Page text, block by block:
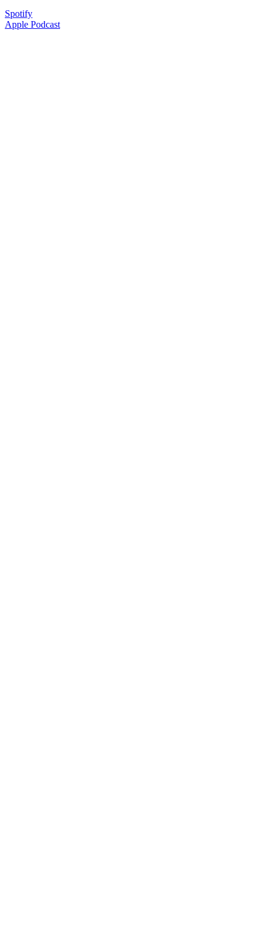
Spotify
Apple Podcast